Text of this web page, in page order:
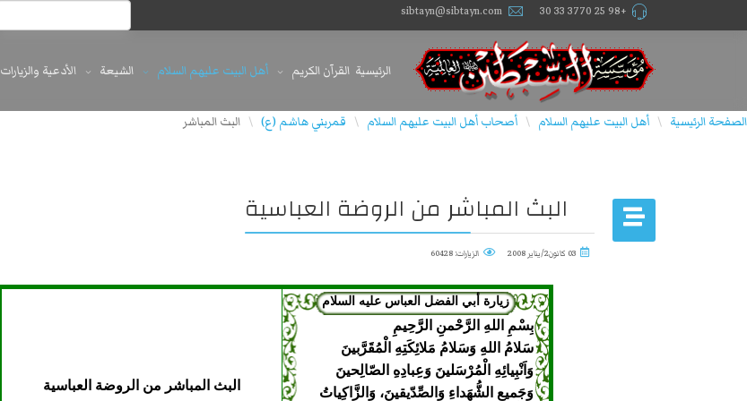
+98 25 3770 33 30
sibtayn@sibtayn.com
الرئيسية القرآن الكريم أهل البيت عليهم السلام الشيعة الأدعية والزيارات
الصفحة الرئيسية \ أهل البيت عليهم السلام \ أصحاب أهل البيت علیهم السلام \ قمربني هاشم (ع) \ البث المباشر
البث المباشر من الروضة العباسية
03 كانون2/يناير 2008 الزيارات: 60428
زيارة أبي الفضل العباس عليه السلام
بِسْمِ اللهِ الرَّحْمنِ الرَّحِیمِ
سَلامُ اللهِ وَسَلامُ مَلائِكَتِهِ الْمُقَرَّبينَ
وَاَنْبِيائِهِ الْمُرْسَلينَ وَعِبادِهِ الصّالِحينَ
وَجَميعِ الشُّهَداءِ وَالصِّدّيقينَ، وَالزَّاكِياتُ
البث المباشر من الروضة العباسية